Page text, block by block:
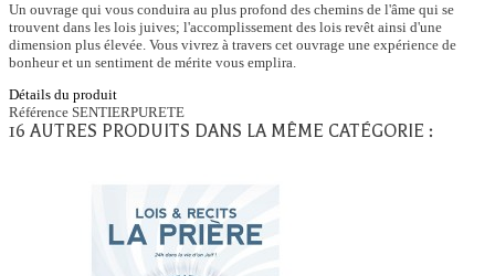
Un ouvrage qui vous conduira au plus profond des chemins de l'âme qui se
trouvent dans les lois juives; l'accomplissement des lois revêt ainsi d'une
dimension plus élevée. Vous vivrez à travers cet ouvrage une expérience de
bonheur et un sentiment de mérite vous emplira.
Détails du produit
Référence SENTIERPURETE
16 AUTRES PRODUITS DANS LA MÊME CATÉGORIE :